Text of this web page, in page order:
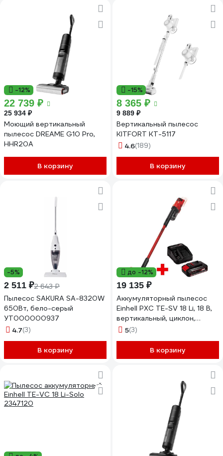
-12%
22 739 ₽
25 934 ₽
Моющий вертикальный
пылесос DREAME G10 Pro,
HHR20A
В корзину
-15%
8 365 ₽
9 889 ₽
Вертикальный пылесос
KITFORT КТ-5117
4.6(189)
В корзину
-5%
2 511 ₽2 643 ₽
Пылесос SAKURA SA-8320W
650Вт, бело-серый
УТ000000937
4.7(3)
В корзину
до -12%
19 135 ₽
Аккумуляторный пылесос
Einhell PXC TE-SV 18 Li, 18 В,
вертикальный, циклон,
подсветка+1 акк., 4 А*ч+ЗУ
5(3)
В корзину